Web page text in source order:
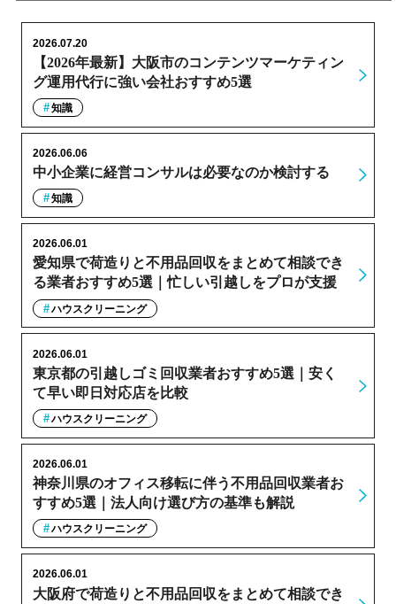
【2026年最新】大阪市のコンテンツマーケティン
グ運用代行に強い会社おすすめ5選
2026.07.20
知識
中小企業に経営コンサルは必要なのか検討する
2026.06.06
知識
愛知県で荷造りと不用品回収をまとめて相談でき
る業者おすすめ5選｜忙しい引越しをプロが支援
2026.06.01
ハウスクリーニング
東京都の引越しゴミ回収業者おすすめ5選｜安く
て早い即日対応店を比較
2026.06.01
ハウスクリーニング
神奈川県のオフィス移転に伴う不用品回収業者お
すすめ5選｜法人向け選び方の基準も解説
2026.06.01
ハウスクリーニング
大阪府で荷造りと不用品回収をまとめて相談でき
2026.06.01